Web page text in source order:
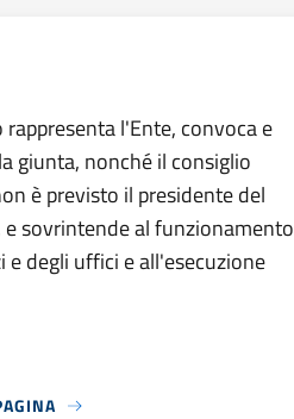
rappresenta l'Ente, convoca e
giunta, nonché il consiglio
è previsto il presidente del
e sovrintende al funzionamento
e degli uffici e all'esecuzione